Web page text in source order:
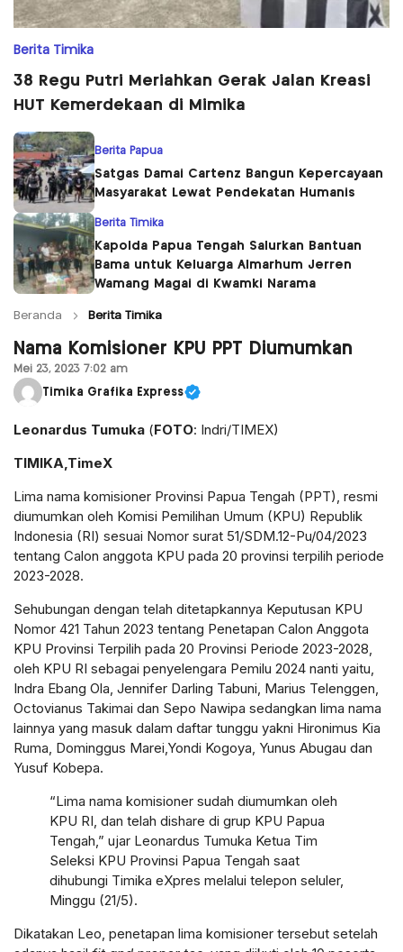
Berita Timika
38 Regu Putri Meriahkan Gerak Jalan Kreasi
HUT Kemerdekaan di Mimika
Berita Papua
Satgas Damai Cartenz Bangun Kepercayaan
Masyarakat Lewat Pendekatan Humanis
Berita Timika
Kapolda Papua Tengah Salurkan Bantuan
Bama untuk Keluarga Almarhum Jerren
Wamang Magai di Kwamki Narama
Beranda Berita Timika
Nama Komisioner KPU PPT Diumumkan
Mei 23, 2023 7:02 am
Timika Grafika Express
Leonardus Tumuka (FOTO: Indri/TIMEX)
TIMIKA,TimeX
Lima nama komisioner Provinsi Papua Tengah (PPT), resmi
diumumkan oleh Komisi Pemilihan Umum (KPU) Republik
Indonesia (RI) sesuai Nomor surat 51/SDM.12-Pu/04/2023
tentang Calon anggota KPU pada 20 provinsi terpilih periode
2023-2028.
Sehubungan dengan telah ditetapkannya Keputusan KPU
Nomor 421 Tahun 2023 tentang Penetapan Calon Anggota
KPU Provinsi Terpilih pada 20 Provinsi Periode 2023-2028,
oleh KPU RI sebagai penyelengara Pemilu 2024 nanti yaitu,
Indra Ebang Ola, Jennifer Darling Tabuni, Marius Telenggen,
Octovianus Takimai dan Sepo Nawipa sedangkan lima nama
lainnya yang masuk dalam daftar tunggu yakni Hironimus Kia
Ruma, Dominggus Marei,Yondi Kogoya, Yunus Abugau dan
Yusuf Kobepa.
“Lima nama komisioner sudah diumumkan oleh
KPU RI, dan telah dishare di grup KPU Papua
Tengah,” ujar Leonardus Tumuka Ketua Tim
Seleksi KPU Provinsi Papua Tengah saat
dihubungi Timika eXpres melalui telepon seluler,
Minggu (21/5).
Dikatakan Leo, penetapan lima komisioner tersebut setelah